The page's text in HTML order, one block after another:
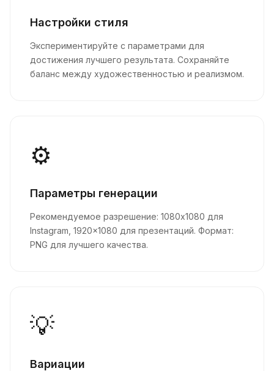
Настройки стиля
Экспериментируйте с параметрами для
достижения лучшего результата. Сохраняйте
баланс между художественностью и реализмом.
⚙️
Параметры генерации
Рекомендуемое разрешение: 1080x1080 для
Instagram, 1920x1080 для презентаций. Формат:
PNG для лучшего качества.
💡
Вариации